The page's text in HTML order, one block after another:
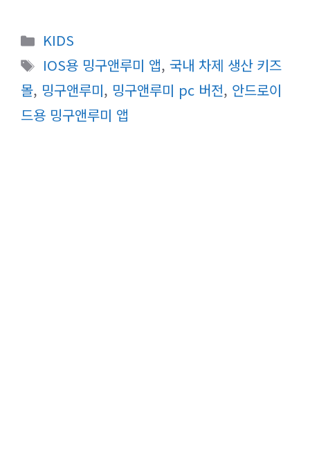
카
테
고
리
KIDS
태
그
IOS용 밍구앤루미 앱, 국내 차제 생산 키즈
몰, 밍구앤루미, 밍구앤루미 pc 버전, 안드로이
드용 밍구앤루미 앱